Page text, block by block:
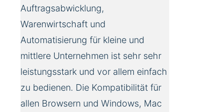
Auftragsabwicklung,
Warenwirtschaft und
Automatisierung für kleine und
mittlere Unternehmen ist sehr sehr
leistungsstark und vor allem einfach
zu bedienen. Die Kompatibilität für
allen Browsern und Windows, Mac